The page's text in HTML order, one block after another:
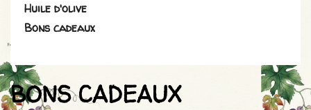
Huile d'olive
Bons cadeaux
BONS CADEAUX